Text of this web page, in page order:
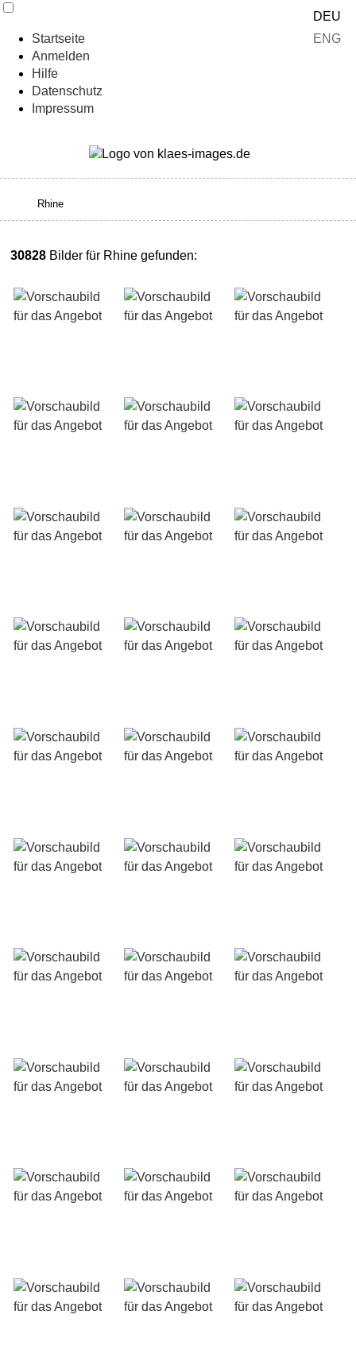
Startseite
Anmelden
Hilfe
Datenschutz
Impressum
DEU
ENG
30828 Bilder für Rhine gefunden: